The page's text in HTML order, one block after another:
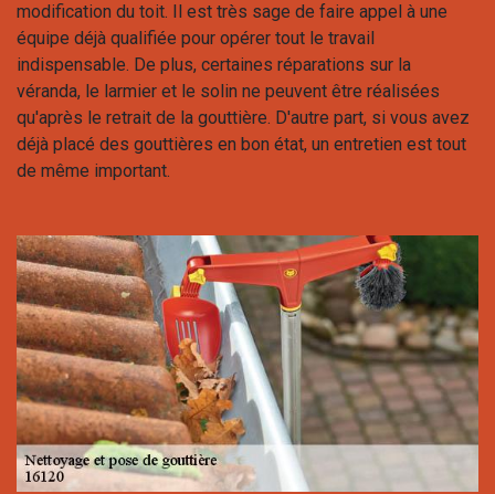
modification du toit. Il est très sage de faire appel à une
équipe déjà qualifiée pour opérer tout le travail
indispensable. De plus, certaines réparations sur la
véranda, le larmier et le solin ne peuvent être réalisées
qu'après le retrait de la gouttière. D'autre part, si vous avez
déjà placé des gouttières en bon état, un entretien est tout
de même important.